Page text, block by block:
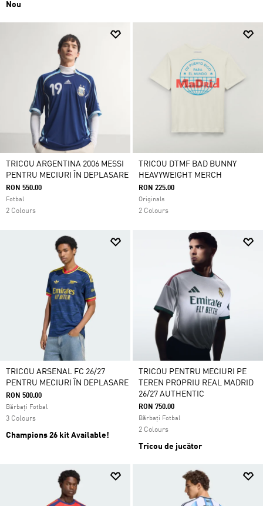
Nou
TRICOU ARGENTINA 2006 MESSI
PENTRU MECIURI ÎN DEPLASARE
RON 550.00
Fotbal
2 Colours
TRICOU DTMF BAD BUNNY
HEAVYWEIGHT MERCH
RON 225.00
Originals
2 Colours
TRICOU ARSENAL FC 26/27
PENTRU MECIURI ÎN DEPLASARE
RON 500.00
Bărbați Fotbal
3 Colours
Champions 26 kit Available!
TRICOU PENTRU MECIURI PE
TEREN PROPRIU REAL MADRID
26/27 AUTHENTIC
RON 750.00
Bărbați Fotbal
2 Colours
Tricou de jucător